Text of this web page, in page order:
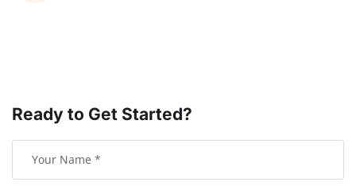
Ready to Get Started?